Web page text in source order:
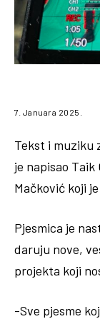
7. Januara 2025.
Tekst i muziku
je napisao Taik
Mačković koji
Pjesmica je
daruju nove,
projekta koji
-Sve pjesme